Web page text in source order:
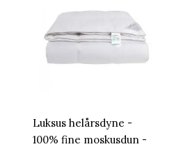
Luksus helårsdyne -
100% fine moskusdun -